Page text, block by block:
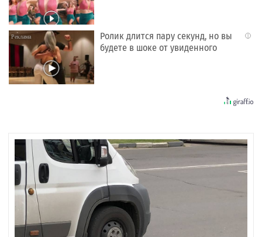
i
Ролик длится пару секунд, но вы
будете в шоке от увиденного